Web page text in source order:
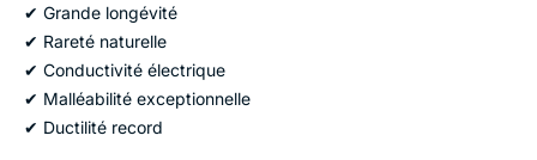
✔ Grande longévité
✔ Rareté naturelle
✔ Conductivité électrique
✔ Malléabilité exceptionnelle
✔ Ductilité record